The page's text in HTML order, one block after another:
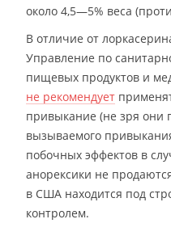
около 4,5—5% веса
В отличие от
Управление по
пищевых продуктов и
не рекомендует
привыкание (не зря они
вызываемого
побочных эффектов в
анорексики не
в США находится под
контролем.